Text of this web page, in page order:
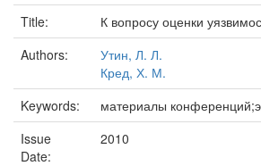
Title:
К вопросу оценки
Authors:
Утин, Л. Л.
Кред, Х. М.
Keywords:
материалы
Issue
Date:
2010